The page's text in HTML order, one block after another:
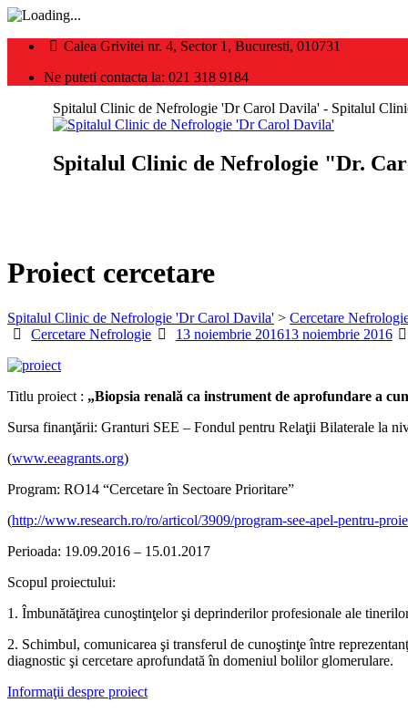
Calea Grivitei nr. 4, Sector 1, Bucuresti, 010731
Ne puteti contacta la: 021 318 9184
Spitalul Clinic de Nefrologie 'Dr Carol Davila' - Spitalul
Spitalul Clinic de Nefrologie "Dr.
Proiect cercetare
Spitalul Clinic de Nefrologie 'Dr Carol Davila' > Cercetare
Categories
Cercetare Nefrologie
Posted
13 noiembrie 201613 noiembrie 2016
Titlu proiect : „Biopsia renală ca instrument de aprofundare a
Sursa finanţării: Granturi SEE – Fondul pentru Relaţii Bilaterale la
(www.eeagrants.org)
Program: RO14 “Cercetare în Sectoare Prioritare”
(http://www.research.ro/ro/articol/3909/program-see-apel-pentru-
Perioada: 19.09.2016 – 15.01.2017
Scopul proiectului:
1. Îmbunătăţirea cunoştinţelor şi deprinderilor profesionale ale
2. Schimbul, comunicarea şi transferul de cunoştinţe între
diagnostic şi cercetare aprofundată în domeniul bolilor glomerulare.
Informaţii despre proiect